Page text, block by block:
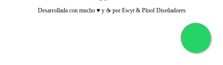
Desarrollada con mucho ♥️ y ☕ por Ewyt & Ploof Diseñadores